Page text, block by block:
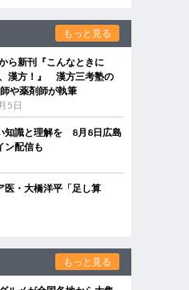
もっと見る
ら新刊『こんなときに
漢方！』 漢方三考塾の
や薬剤師が執筆
5日
知識と理解を 8月8日広島
ン配信も
医・大橋洋平「足し算
もっと見る